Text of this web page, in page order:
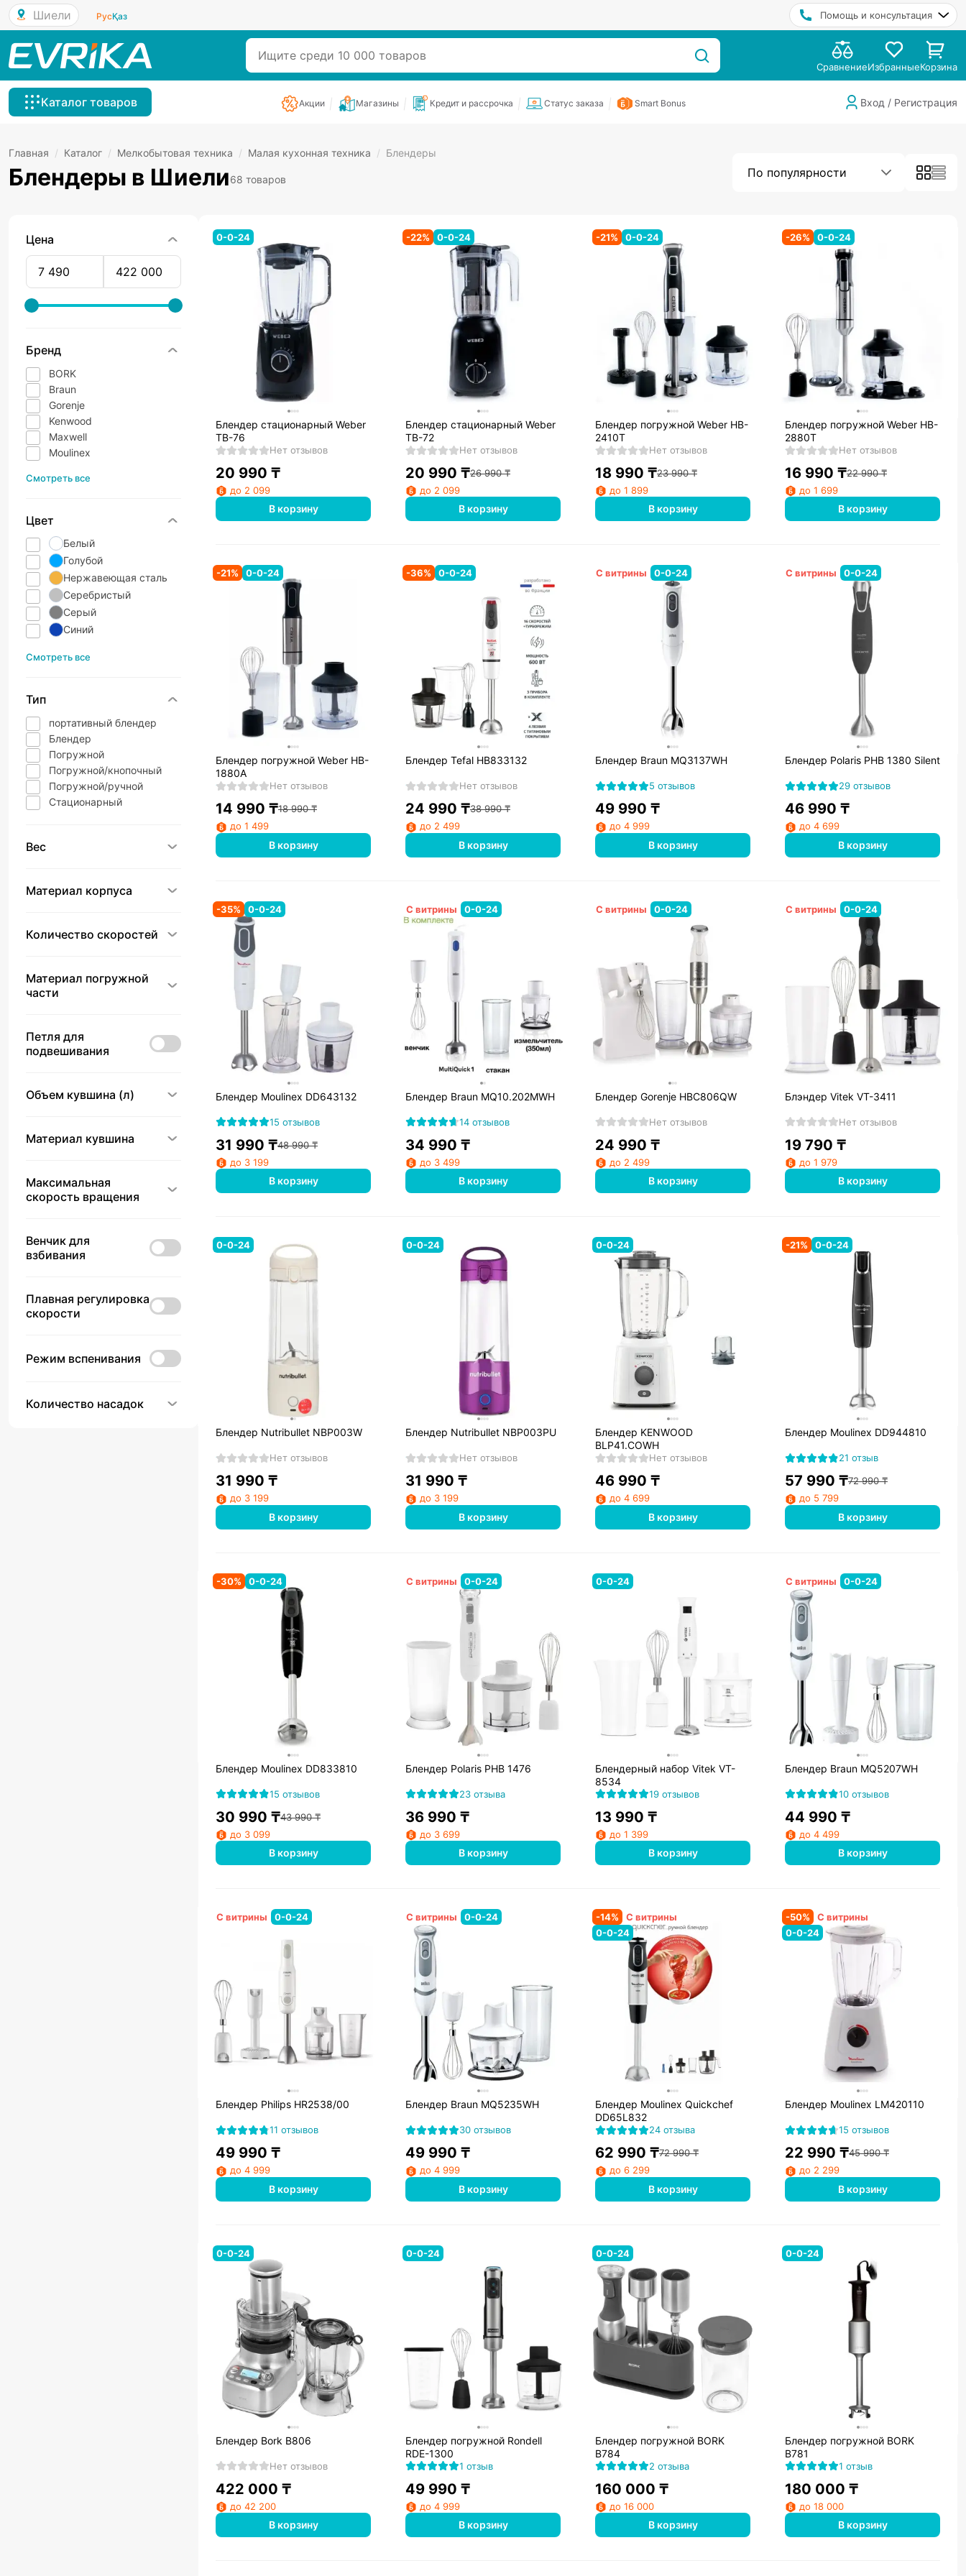
Шиели РусҚаз Помощь и консультация
СравнениеИзбранныеКорзина
Каталог товаров Акции Магазины Кредит и рассрочка Статус заказа Smart Bonus Вход / Регистрация
Главная / Каталог / Мелкобытовая техника / Малая кухонная техника / Блендеры
Блендеры в Шиели68 товаров По популярности
Цена
Бренд
BORK
Braun
Gorenje
Kenwood
Maxwell
Moulinex
Смотреть все
Цвет
Белый
Голубой
Нержавеющая сталь
Серебристый
Серый
Синий
Смотреть все
Тип
портативный блендер
Блендер
Погружной
Погружной/кнопочный
Погружной/ручной
Стационарный
Вес
Материал корпуса
Количество скоростей
Материал погружной
части
Петля для
подвешивания
Объем кувшина (л)
Материал кувшина
Максимальная
скорость вращения
Венчик для
взбивания
Плавная регулировка
скорости
Режим вспенивания
Количество насадок
0-0-24
Блендер стационарный Weber
TB-76
Нет отзывов
20 990 ₸
до 2 099
В корзину
-22% 0-0-24
Блендер стационарный Weber
TB-72
Нет отзывов
20 990 ₸26 990₸
до 2 099
В корзину
-21% 0-0-24
Блендер погружной Weber HB-
2410T
Нет отзывов
18 990 ₸23 990₸
до 1 899
В корзину
-26% 0-0-24
Блендер погружной Weber HB-
2880T
Нет отзывов
16 990 ₸22 990₸
до 1 699
В корзину
-21% 0-0-24
Блендер погружной Weber HB-
1880A
Нет отзывов
14 990 ₸18 990₸
до 1 499
В корзину
-36% 0-0-24
Блендер Tefal HB833132
Нет отзывов
24 990 ₸38 990₸
до 2 499
В корзину
С витрины 0-0-24
Блендер Braun MQ3137WH
5 отзывов
49 990 ₸
до 4 999
В корзину
С витрины 0-0-24
Блендер Polaris PHB 1380 Silent
29 отзывов
46 990 ₸
до 4 699
В корзину
-35% 0-0-24
Блендер Moulinex DD643132
15 отзывов
31 990 ₸48 990₸
до 3 199
В корзину
С витрины 0-0-24
Блендер Braun MQ10.202MWH
14 отзывов
34 990 ₸
до 3 499
В корзину
С витрины 0-0-24
Блендер Gorenje HBC806QW
Нет отзывов
24 990 ₸
до 2 499
В корзину
С витрины 0-0-24
Блэндер Vitek VT-3411
Нет отзывов
19 790 ₸
до 1 979
В корзину
0-0-24
Блендер Nutribullet NBP003W
Нет отзывов
31 990 ₸
до 3 199
В корзину
0-0-24
Блендер Nutribullet NBP003PU
Нет отзывов
31 990 ₸
до 3 199
В корзину
0-0-24
Блендер KENWOOD
BLP41.COWH
Нет отзывов
46 990 ₸
до 4 699
В корзину
-21% 0-0-24
Блендер Moulinex DD944810
21 отзыв
57 990 ₸72 990₸
до 5 799
В корзину
-30% 0-0-24
Блендер Moulinex DD833810
15 отзывов
30 990 ₸43 990₸
до 3 099
В корзину
С витрины 0-0-24
Блендер Polaris PHB 1476
23 отзыва
36 990 ₸
до 3 699
В корзину
0-0-24
Блендерный набор Vitek VT-
8534
19 отзывов
13 990 ₸
до 1 399
В корзину
С витрины 0-0-24
Блендер Braun MQ5207WH
10 отзывов
44 990 ₸
до 4 499
В корзину
С витрины 0-0-24
Блендер Philips HR2538/00
11 отзывов
49 990 ₸
до 4 999
В корзину
С витрины 0-0-24
Блендер Braun MQ5235WH
30 отзывов
49 990 ₸
до 4 999
В корзину
-14%
С витрины
0-0-24
Блендер Moulinex Quickchef
DD65L832
24 отзыва
62 990 ₸72 990₸
до 6 299
В корзину
-50%
С витрины
0-0-24
Блендер Moulinex LM420110
15 отзывов
22 990 ₸45 990₸
до 2 299
В корзину
0-0-24
Блендер Bork B806
Нет отзывов
422 000 ₸
до 42 200
В корзину
0-0-24
Блендер погружной Rondell
RDE-1300
1 отзыв
49 990 ₸
до 4 999
В корзину
0-0-24
Блендер погружной BORK
B784
2 отзыва
160 000 ₸
до 16 000
В корзину
0-0-24
Блендер погружной BORK
B781
1 отзыв
180 000 ₸
до 18 000
В корзину